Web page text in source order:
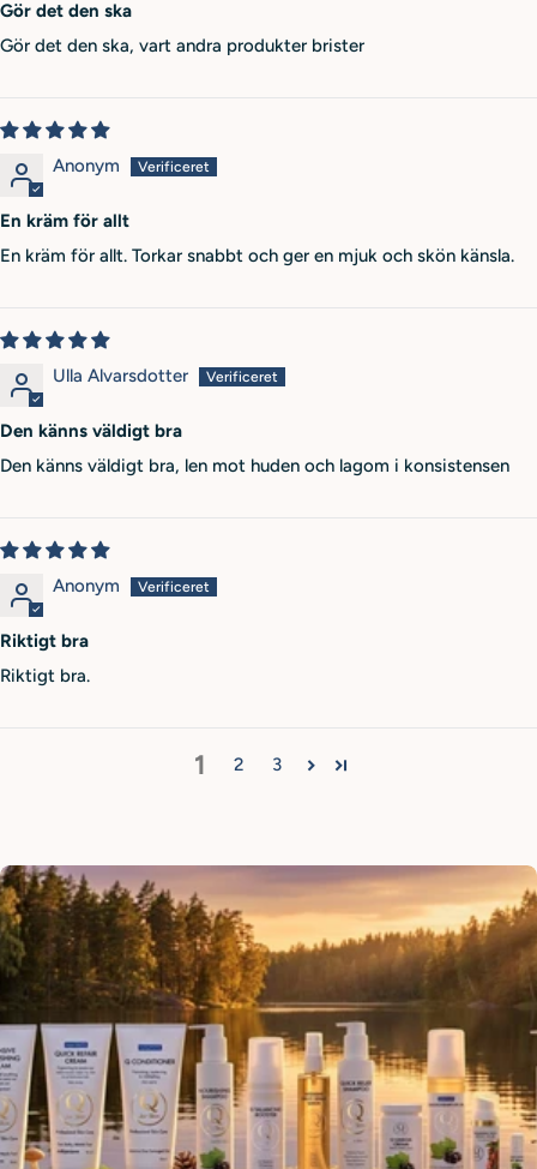
Gör det den ska
Gör det den ska, vart andra produkter brister
Anonym
En kräm för allt
En kräm för allt. Torkar snabbt och ger en mjuk och skön känsla.
Ulla Alvarsdotter
Den känns väldigt bra
Den känns väldigt bra, len mot huden och lagom i konsistensen
Anonym
Riktigt bra
Riktigt bra.
1 2 3